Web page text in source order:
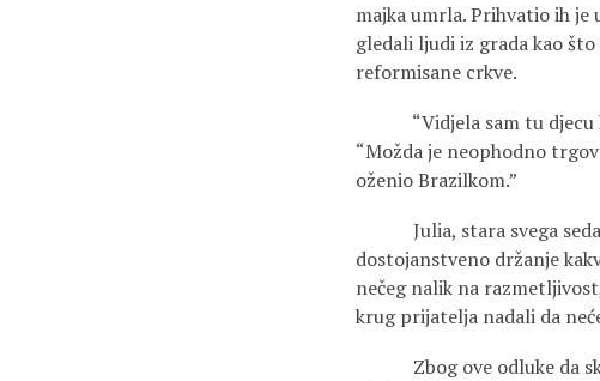
majka umrla. Prihvatio ih je
gledali ljudi iz grada kao
reformisane crkve.
“Vidjela sam tu djecu
“Možda je neophodno
oženio Brazilkom.”
Julia, stara svega
dostojanstveno držanje
nečeg nalik na
krug prijatelja nadali da
Zbog ove odluke da